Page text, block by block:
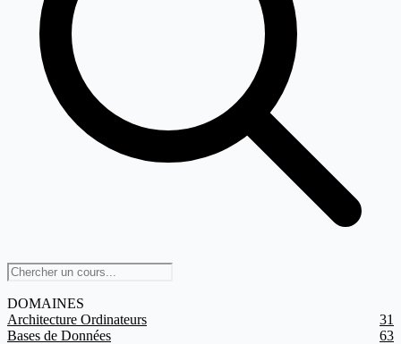
DOMAINES
Architecture Ordinateurs
31
Bases de Données
63